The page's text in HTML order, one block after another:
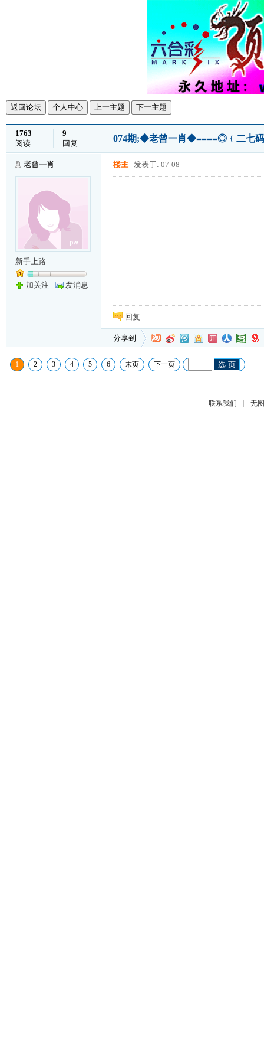
返回论坛 个人中心 上一主题 下一主题
1763
阅读
9
回复
074期;◆老曾一肖◆====◎﹛二七
老曾一肖
新手上路
加关注 发消息
楼主 发表于: 07-08
回复
分享到
1 2 3 4 5 6 末页 下一页 选 页
联系我们 | 无